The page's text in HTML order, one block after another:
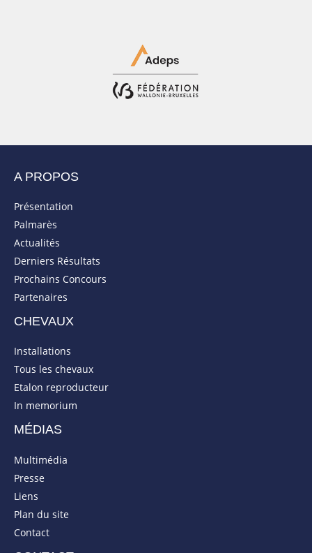
A PROPOS
Présentation
Palmarès
Actualités
Derniers Résultats
Prochains Concours
Partenaires
CHEVAUX
Installations
Tous les chevaux
Etalon reproducteur
In memorium
MÉDIAS
Multimédia
Presse
Liens
Plan du site
Contact